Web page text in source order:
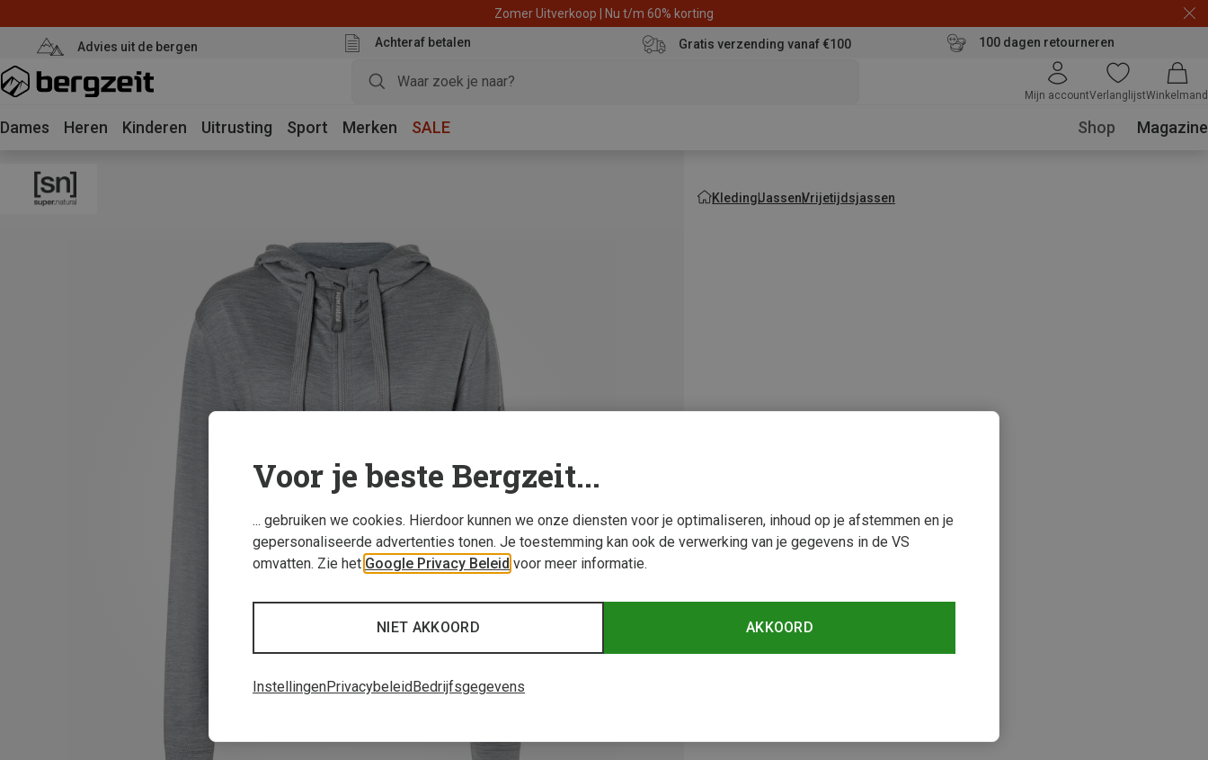
Zomer Uitverkoop | Nu t/m 60% korting
Advies uit de bergen Achteraf betalen Gratis verzending vanaf €100 100 dagen retourneren
Mijn accountVerlanglijstWinkelmand
Dames Heren Kinderen Uitrusting Sport Merken SALE Shop Magazine
KledingJassenVrijetijdsjassen
Voor je beste Bergzeit...
... gebruiken we cookies. Hierdoor kunnen we onze diensten voor je optimaliseren, inhoud op je afstemmen en je
gepersonaliseerde advertenties tonen. Je toestemming kan ook de verwerking van je gegevens in de VS
omvatten. Zie het Google Privacy Beleid voor meer informatie.
AKKOORD
NIET AKKOORD
InstellingenPrivacybeleid Bedrijfsgegevens